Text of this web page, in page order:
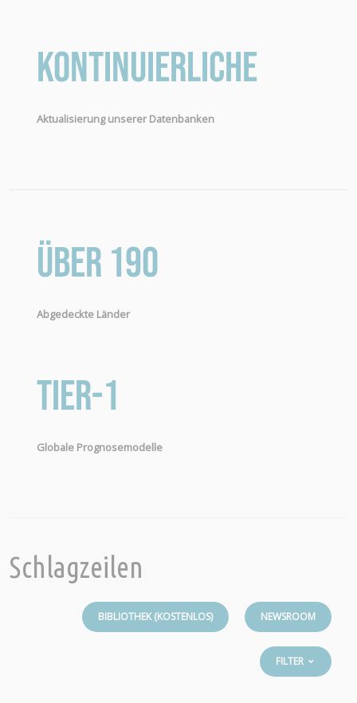
Kontinuierliche
Aktualisierung unserer Datenbanken
Über 190
Abgedeckte Länder
Tier-1
Globale Prognosemodelle
Schlagzeilen
BIBLIOTHEK (KOSTENLOS) NEWSROOM
FILTER